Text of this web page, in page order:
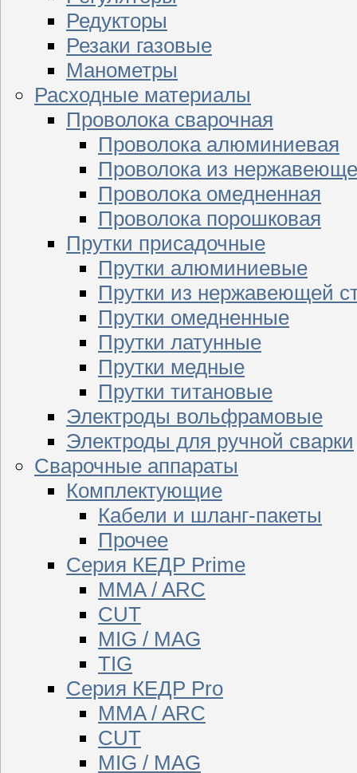
Редукторы
Резаки газовые
Манометры
Расходные материалы
Проволока сварочная
Проволока алюминиевая
Проволока из
Проволока омедненная
Проволока порошковая
Прутки присадочные
Прутки алюминиевые
Прутки из нержавеющей
Прутки омедненные
Прутки латунные
Прутки медные
Прутки титановые
Электроды вольфрамовые
Электроды для ручной сварки
Сварочные аппараты
Комплектующие
Кабели и шланг-пакеты
Прочее
Серия КЕДР Prime
MMA / ARC
CUT
MIG / MAG
TIG
Серия КЕДР Pro
MMA / ARC
CUT
MIG / MAG